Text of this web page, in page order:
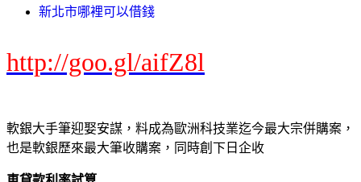
新北市哪裡可以借錢
http://goo.gl/aifZ8l
軟銀大手筆迎娶安謀，料成為歐洲科技業迄今最大宗併購案，
也是軟銀歷來最大筆收購案，同時創下日企收